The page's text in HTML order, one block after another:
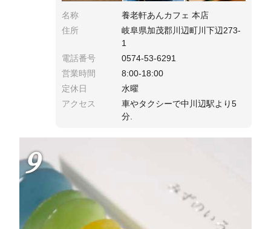
名称
養老軒あんカフェ 本店
住所
岐阜県加茂郡川辺町川下辺273-
1
電話番号
0574-53-6291
営業時間
8:00-18:00
定休日
水曜
アクセス
車やタクシーで中川辺駅より5
分.
9